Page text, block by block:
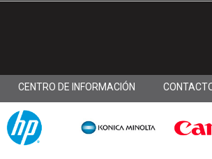
CENTRO DE INFORMACIÓN